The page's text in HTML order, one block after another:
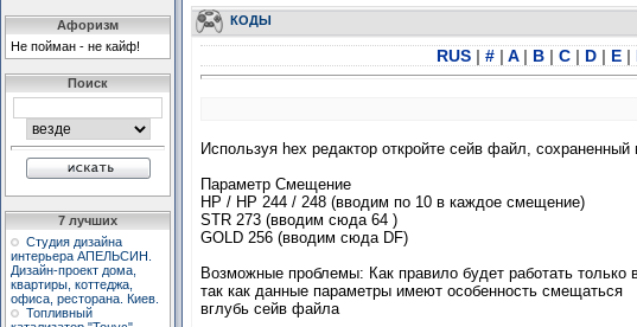
Афоризм
Не пойман - не кайф!
Поиск
7 лучших
Студия дизайна
интерьера АПЕЛЬСИН.
Дизайн-проект дома,
квартиры, коттеджа,
офиса, ресторана. Киев.
Топливный
КОДЫ
RUS | # | A | B | C | D | E |
Используя hex редактор откройте сейв файл, сохраненный
Параметр Смещение
HP / HP 244 / 248 (вводим по 10 в каждое смещение)
STR 273 (вводим сюда 64 )
GOLD 256 (вводим сюда DF)
Возможные проблемы: Как правило будет работать только
так как данные параметры имеют особенность смещаться
вглубь сейв файла